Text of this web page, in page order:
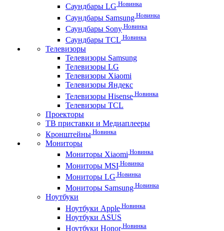
Саундбары LG Новинка
Саундбары Samsung Новинка
Саундбары Sony Новинка
Саундбары TCL Новинка
Телевизоры
Телевизоры Samsung
Телевизоры LG
Телевизоры Xiaomi
Телевизоры Яндекс
Телевизоры Hisense Новинка
Телевизоры TCL
Проекторы
ТВ приставки и Медиаплееры
Кронштейны Новинка
Мониторы
Мониторы Xiaomi Новинка
Мониторы MSI Новинка
Мониторы LG Новинка
Мониторы Samsung Новинка
Ноутбуки
Ноутбуки Apple Новинка
Ноутбуки ASUS
Ноутбуки HonorНовинка